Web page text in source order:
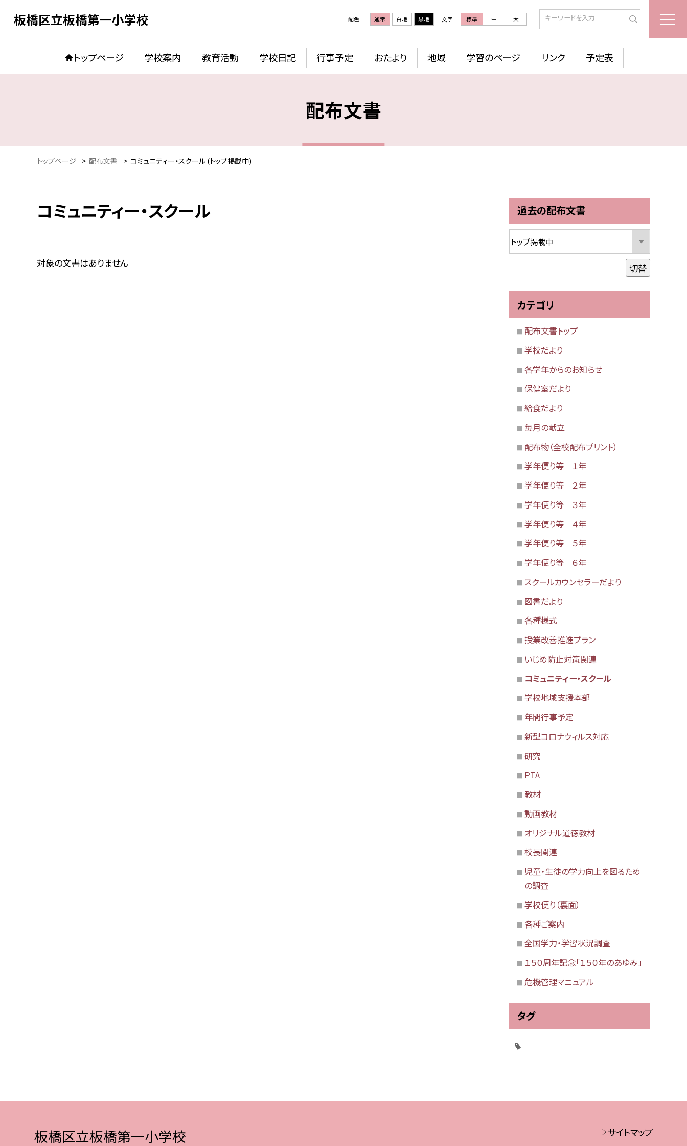
板橋区立板橋第一小学校 配色 通常 白地 黒地 文字 標準 中 大
トップページ 学校案内 教育活動 学校日記 行事予定 おたより 地域 学習のページ リンク 予定表
配布文書
トップページ > 配布文書 > コミュニティー・スクール (トップ掲載中)
コミュニティー・スクール
対象の文書はありません
過去の配布文書
切替
カテゴリ
配布文書トップ
学校だより
各学年からのお知らせ
保健室だより
給食だより
毎月の献立
配布物（全校配布プリント）
学年便り等 １年
学年便り等 ２年
学年便り等 ３年
学年便り等 ４年
学年便り等 ５年
学年便り等 ６年
スクールカウンセラーだより
図書だより
各種様式
授業改善推進プラン
いじめ防止対策関連
コミュニティー・スクール
学校地域支援本部
年間行事予定
新型コロナウィルス対応
研究
PTA
教材
動画教材
オリジナル道徳教材
校長関連
児童・生徒の学力向上を図るため
の調査
学校便り（裏面）
各種ご案内
全国学力・学習状況調査
１５０周年記念「１５０年のあゆみ」
危機管理マニュアル
タグ
板橋区立板橋第一小学校 サイトマップ